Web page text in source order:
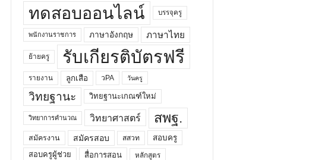
ทดสอบออนไลน์ บรรจุครู
พนักงานราชการ ภาษาอังกฤษ ภาษาไทย
ย้ายครู รับเกียรติบัตรฟรี
รายงาน ลูกเสือ วPA วันครู
วิทยฐานะ วิทยฐานะเกณฑ์ใหม่
วิทยาการคำนวณ วิทยาศาสตร์ สพฐ.
สมัครงาน สมัครสอบ สสวท
สอบครู
สอบครูผู้ช่วย
สื่อการสอน หลักสูตร